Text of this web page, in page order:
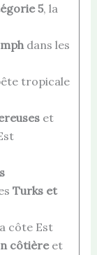
5, la
dans les
tropicale
et
Turks et
côte Est
côtièreet